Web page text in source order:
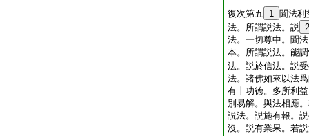
復次第五
1 聞法利
法。所謂説法。説 2
法。一切尊中。聞
本。所謂説法。能
法。説於信法。説
法。諸佛如來以法
有十功徳。多所利
別易解。與法相應
説法。説施有報。
沒。説有業果。若